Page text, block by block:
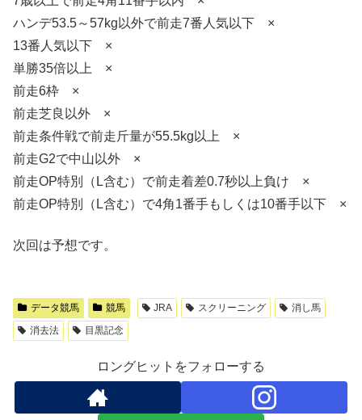
ハンデ53.5～57kg以外で前走7番人気以下 ×
13番人気以下 ×
単勝35倍以上 ×
前走6枠 ×
前走芝良以外 ×
前走条件戦で前走斤量が55.5kg以上 ×
前走G2で中山以外 ×
前走OP特別（L含む）で前走着差0.7秒以上負け ×
前走OP特別（L含む）で4角1番手もしくは10番手以下 ×
次回は予想です。
データ競馬 競馬 JRA スクリーニング
消し馬
消去法
目黒記念
ロングヒットをフォローする